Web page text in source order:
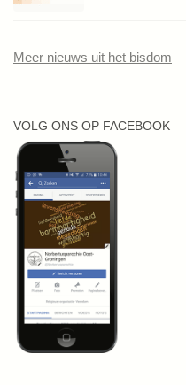
Meer nieuws uit het bisdom
VOLG ONS OP FACEBOOK